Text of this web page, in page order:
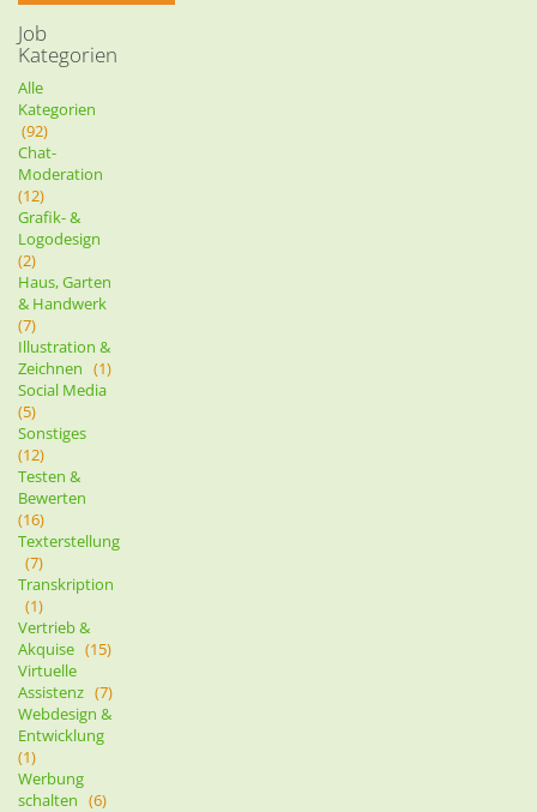
Job
Kategorien
Alle
Kategorien
(92)
Chat-
Moderation
(12)
Grafik- &
Logodesign
(2)
Haus, Garten
& Handwerk
(7)
Illustration &
Zeichnen (1)
Social Media
(5)
Sonstiges
(12)
Testen &
Bewerten
(16)
Texterstellung
(7)
Transkription
(1)
Vertrieb &
Akquise (15)
Virtuelle
Assistenz (7)
Webdesign &
Entwicklung
(1)
Werbung
schalten (6)